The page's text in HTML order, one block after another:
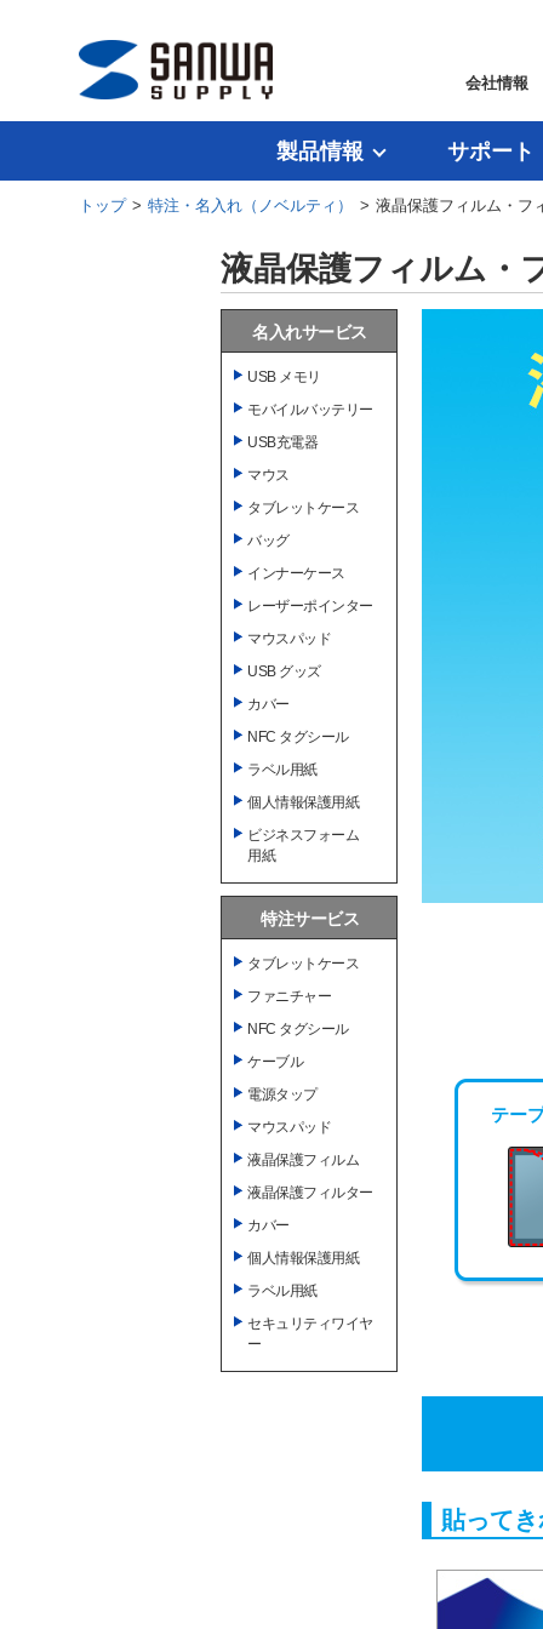
会社情報
製品情報 サポート
トップ>特注・名入れ（ノベルティ） > 液晶保護フィルム・フ
液晶保護フィルム・
テー
貼って
名入れサービス
USB メモリ
モバイルバッテリー
USB充電器
マウス
タブレットケース
バッグ
インナーケース
レーザーポインター
マウスパッド
USB グッズ
カバー
NFC タグシール
ラベル用紙
個人情報保護用紙
ビジネスフォーム
用紙
特注サービス
タブレットケース
ファニチャー
NFC タグシール
ケーブル
電源タップ
マウスパッド
液晶保護フィルム
液晶保護フィルター
カバー
個人情報保護用紙
ラベル用紙
セキュリティワイヤ
ー